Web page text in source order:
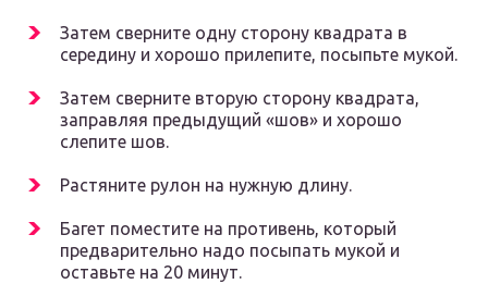
Затем сверните одну сторону квадрата в
середину и хорошо прилепите, посыпьте мукой.
Затем сверните вторую сторону квадрата,
заправляя предыдущий «шов» и хорошо
слепите шов.
Растяните рулон на нужную длину.
Багет поместите на противень, который
предварительно надо посыпать мукой и
оставьте на 20 минут.